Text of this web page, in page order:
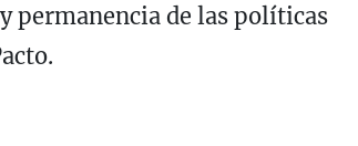
permanencia de las políticas